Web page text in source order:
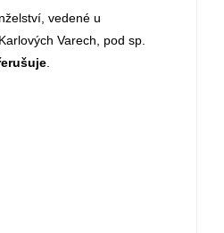
vedené u
Varech, pod sp.